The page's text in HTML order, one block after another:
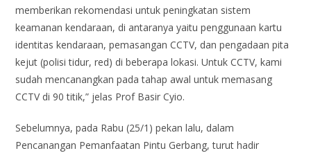
memberikan rekomendasi untuk peningkatan sistem
keamanan kendaraan, di antaranya yaitu penggunaan kartu
identitas kendaraan, pemasangan CCTV, dan pengadaan pita
kejut (polisi tidur, red) di beberapa lokasi. Untuk CCTV, kami
sudah mencanangkan pada tahap awal untuk memasang
CCTV di 90 titik,” jelas Prof Basir Cyio.
Sebelumnya, pada Rabu (25/1) pekan lalu, dalam
Pencanangan Pemanfaatan Pintu Gerbang, turut hadir